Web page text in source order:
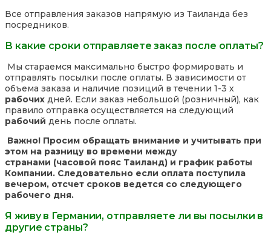
Все отправления заказов напрямую из Таиланда без
посредников.
В какие сроки отправляете заказ после оплаты?
Мы стараемся максимально быстро формировать и
отправлять посылки после оплаты. В зависимости от
объема заказа и наличие позиций в течении 1-3 х
рабочих дней. Если заказ небольшой (розничный), как
правило отправка осуществляется на следующий
рабочий день после оплаты.
Важно! Просим обращать внимание и учитывать при
этом на разницу во времени между
странами (часовой пояс Таиланд) и график работы
Компании. Следовательно если оплата поступила
вечером, отсчет сроков ведется со следующего
рабочего дня.
Я живу в Германии, отправляете ли вы посылки в
другие страны?